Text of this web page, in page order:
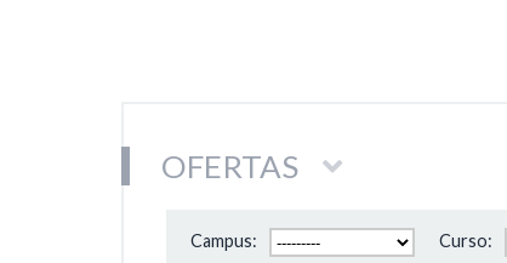
OFERTAS
Campus: Curso: